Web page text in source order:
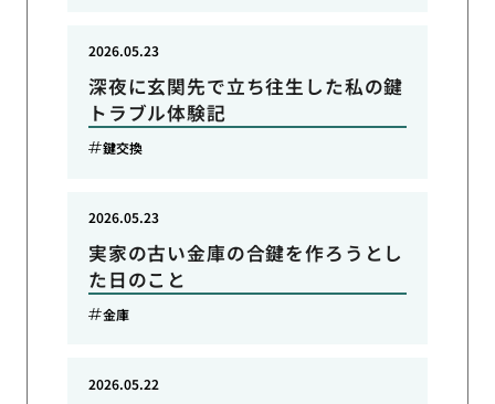
深夜に玄関先で立ち往生した私の鍵
トラブル体験記
2026.05.23
鍵交換
実家の古い金庫の合鍵を作ろうとし
た日のこと
2026.05.23
金庫
2026.05.22